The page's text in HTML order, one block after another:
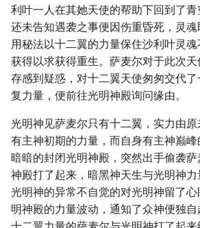
利叶一人在其她天使的帮助下回到了
还未告知遇袭之事便因伤重昏死，灵
用秘法以十二翼的力量保住沙利叶灵
获得以求获得重生。萨麦尔对于此次
存感到疑惑，对十二翼天使匆匆交代
复力量，便前往光明神殿询问缘由。
光明神见萨麦尔只有十二翼，实力由
有主神初期的力量，而自身有主神巅峰
暗暗的封闭光明神殿，突然出手偷袭
神殿打了起来，暗黑神天生与光明神
光明神的异常不自觉的对光明神留了
明神殿的力量波动，通知了众神便独